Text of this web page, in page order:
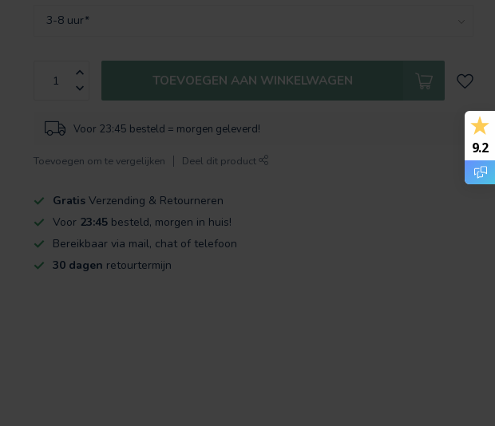
TOEVOEGEN AAN WINKELWAGEN
Voor 23:45 besteld = morgen geleverd!
Toevoegen om te vergelijken Deel dit product
Gratis Verzending & Retourneren
Voor 23:45 besteld, morgen in huis!
Bereikbaar via mail, chat of telefoon
30 dagen retourtermijn
9.2